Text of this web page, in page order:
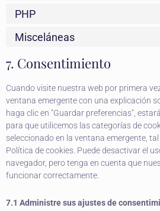
PHP
Misceláneas
7. Consentimiento
Cuando visite nuestra web por primera
ventana emergente con una explicación
haga clic en "Guardar preferencias",
para que utilicemos las categorías de
seleccionado en la ventana emergente,
Política de cookies. Puede desactivar el
navegador, pero tenga en cuenta que
funcionar correctamente.
7.1 Administre sus ajustes de